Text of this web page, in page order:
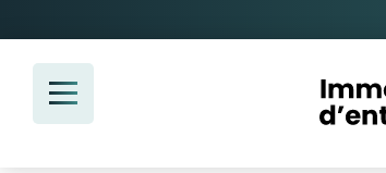
au
contenu